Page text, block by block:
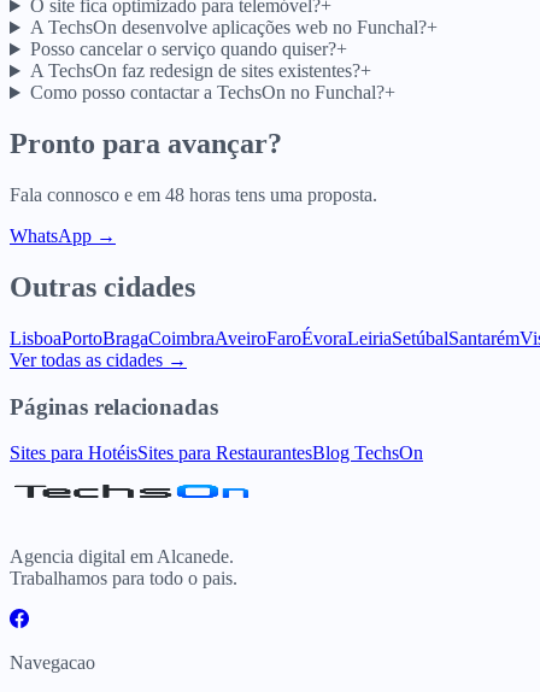
O site fica optimizado para telemóvel?+
A TechsOn desenvolve aplicações web no Funchal?+
Posso cancelar o serviço quando quiser?+
A TechsOn faz redesign de sites existentes?+
Como posso contactar a TechsOn no Funchal?+
Pronto para avançar?
Fala connosco e em 48 horas tens uma proposta.
WhatsApp →
Outras cidades
LisboaPortoBragaCoimbraAveiroFaroÉvoraLeiriaSetúbalSantarém
Ver todas as cidades →
Páginas relacionadas
Sites para HotéisSites para RestaurantesBlog TechsOn
Agencia digital em Alcanede.
Trabalhamos para todo o pais.
Navegacao